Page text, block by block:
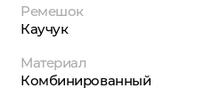
Ремешок
Каучук
Материал
Комбинированный